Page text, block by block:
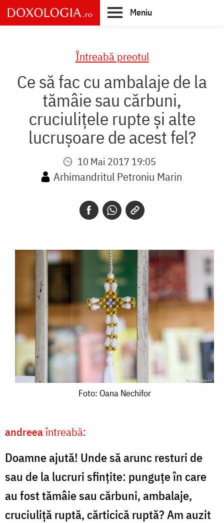
Skip
to
main
Meniu
Întreabă preotul
Ce să fac cu ambalaje de la
tămâie sau cărbuni,
cruciulițele rupte și alte
lucrușoare de acest fel?
10 Mai 2017 19:05
Arhimandritul Petroniu Marin
Nechifor
Foto: Oana Nechifor
andreeaîntreabă:
Doamne ajută! Unde să arunc resturi de
sau de la lucruri sfințite: punguțe în care
au fost tămâie sau cărbuni, ambalaje,
cruciuliță ruptă, cărticică ruptă? Am auzit